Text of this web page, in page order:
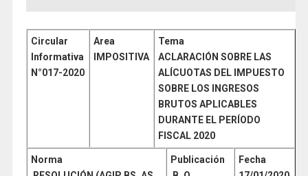
Circular
Informativa
N°017-2020
Area
IMPOSITIVA
Tema
ACLARACIÓN SOBRE LAS
ALÍCUOTAS DEL IMPUESTO
SOBRE LOS INGRESOS
BRUTOS APLICABLES
DURANTE EL PERÍODO
FISCAL 2020
Norma
Publicación
Fecha